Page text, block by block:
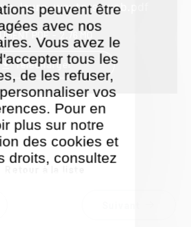
peuvent être
avec nos
Vous avez le
tous les
de les refuser,
vos
Pour en
plus sur notre
des cookies et
droits, consultez
PDF 2.76 MO
Télécharger